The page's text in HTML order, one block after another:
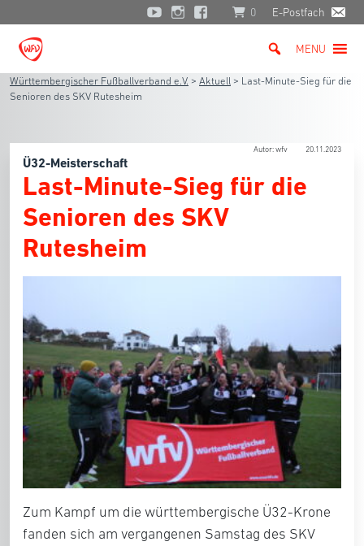
0 E-Postfach
MENU
Württembergischer Fußballverband e.V. > Aktuell > Last-Minute-Sieg für die
Senioren des SKV Rutesheim
Autor: wfv 20.11.2023
Ü32-Meisterschaft
Last-Minute-Sieg für die
Senioren des SKV
Rutesheim
Zum Kampf um die württembergische Ü32-Krone
fanden sich am vergangenen Samstag des SKV